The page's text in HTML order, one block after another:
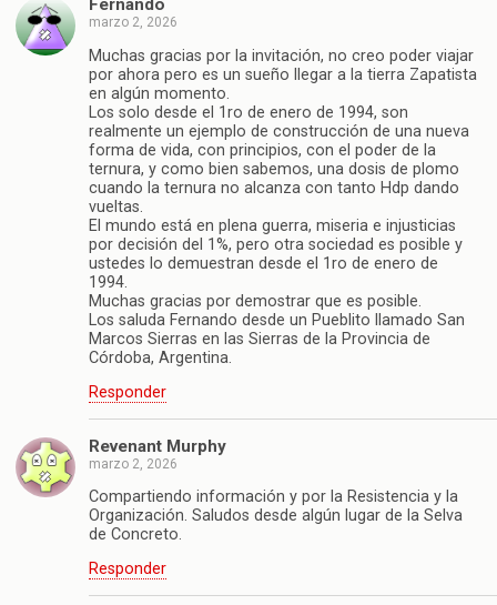
Fernando
marzo 2, 2026
Muchas gracias por la invitación, no creo poder viajar
por ahora pero es un sueño llegar a la tierra Zapatista
en algún momento.
Los solo desde el 1ro de enero de 1994, son
realmente un ejemplo de construcción de una nueva
forma de vida, con principios, con el poder de la
ternura, y como bien sabemos, una dosis de plomo
cuando la ternura no alcanza con tanto Hdp dando
vueltas.
El mundo está en plena guerra, miseria e injusticias
por decisión del 1%, pero otra sociedad es posible y
ustedes lo demuestran desde el 1ro de enero de
1994.
Muchas gracias por demostrar que es posible.
Los saluda Fernando desde un Pueblito llamado San
Marcos Sierras en las Sierras de la Provincia de
Córdoba, Argentina.
Responder
Revenant Murphy
marzo 2, 2026
Compartiendo información y por la Resistencia y la
Organización. Saludos desde algún lugar de la Selva
de Concreto.
Responder